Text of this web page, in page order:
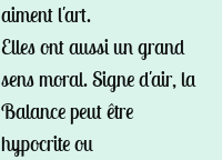
aiment l'art.
Elles ont aussi un grand
sens moral. Signe d'air, la
Balance peut être
hypocrite ou